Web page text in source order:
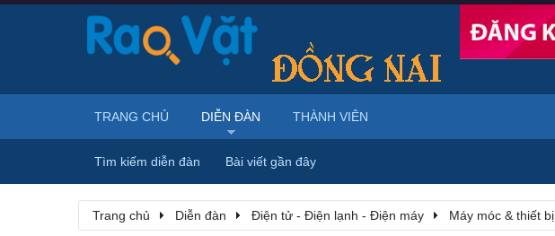
Trang chủ Diễn đàn Điện tử - Điện lạnh - Điện máy Máy móc & thiết
TRANG CHỦ DIỄN ĐÀN
Tìm kiếm diễn đàn Bài viết gần đây
THÀNH VIÊN